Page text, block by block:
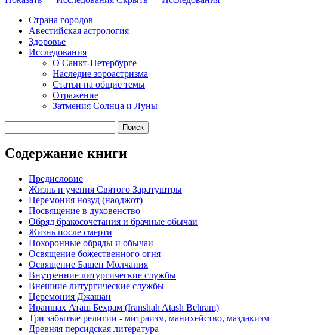
Страна городов
Авестийская астрология
Здоровье
Исследования
О Санкт-Петербурге
Наследие зороастризма
Cтатьи на общие темы
Отражение
Затмения Солнца и Луны
Содержание книги
Предисловие
Жизнь и учения Святого Заратуштры
Церемония нозуд (наоджот)
Посвящение в духовенство
Обряд бракосочетания и брачные обычаи
Жизнь после смерти
Похоронные обряды и обычаи
Освящение божественного огня
Освящение Башен Молчания
Внутренние литургические службы
Внешние литургические службы
Церемония Джашан
Ираншах Аташ Бехрам (Iranshah Atash Behram)
Три забытые религии - митраизм, манихейство, маздакизм
Древняя персидская литература